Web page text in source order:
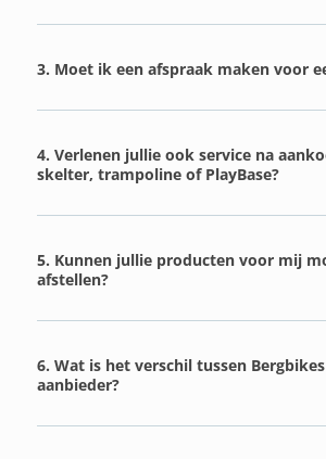
3. Moet ik een afspraak maken voor
4. Verlenen jullie ook service na
skelter, trampoline of PlayBase?
5. Kunnen jullie producten voor mij
afstellen?
6. Wat is het verschil tussen
aanbieder?